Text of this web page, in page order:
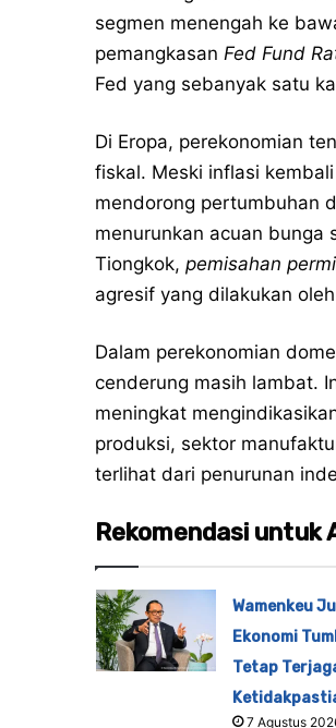
segmen menengah ke
pemangkasan Fed Fund
Fed yang sebanyak satu
Di Eropa, perekonomian
fiskal. Meski inflasi
mendorong pertumbuhan
menurunkan acuan bunga
Tiongkok, pemisahan
agresif yang dilakukan
Dalam perekonomian
cenderung masih lambat.
meningkat
produksi, sektor
terlihat dari penurunan
Rekomendasi untuk
Wamenkeu
Ekonomi
Tetap
7 Agustus